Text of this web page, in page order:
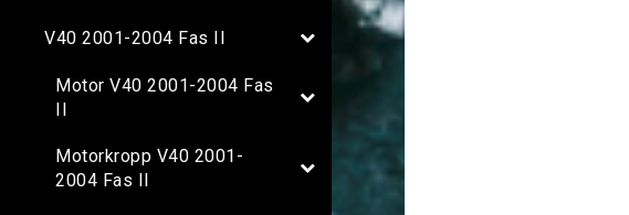
V40 2001-2004 Fas II
Motor V40 2001-2004 Fas
Motorkropp V40 2001-
2004 Fas II